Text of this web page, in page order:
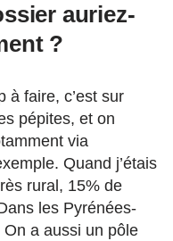
auriez-
?
à faire, c’est sur
pépites, et on
via
Quand j’étais
rural, 15% de
les Pyrénées-
On a aussi un pôle